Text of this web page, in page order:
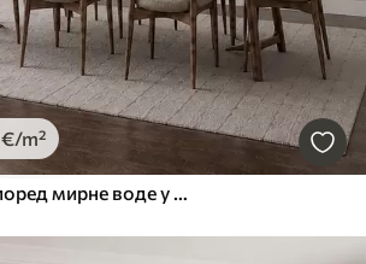
€/m²
Магловита шума поред мирне воде у меким природним пастелним тоновима